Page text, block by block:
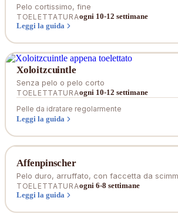
Pelo cortissimo, fine
TOELETTATURAogni 10-12 settimane
Leggi la guida
Xoloitzcuintle
Senza pelo o pelo corto
TOELETTATURAogni 10-12 settimane
Pelle da idratare regolarmente
Leggi la guida
Affenpinscher
Pelo duro, arruffato, con faccetta da
TOELETTATURAogni 6-8 settimane
Leggi la guida